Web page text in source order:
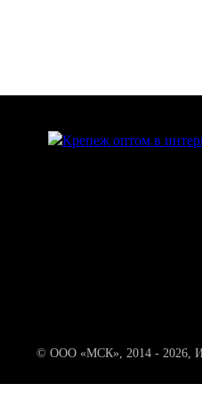
© ООО «МСК», 2014 - 2026,